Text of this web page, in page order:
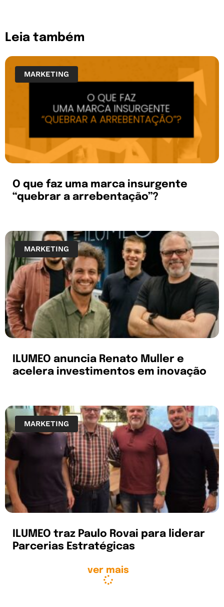
Leia também
MARKETING
O que faz uma marca insurgente
“quebrar a arrebentação”?
MARKETING
ILUMEO anuncia Renato Muller e
acelera investimentos em inovação
MARKETING
ILUMEO traz Paulo Rovai para liderar
Parcerias Estratégicas
ver mais